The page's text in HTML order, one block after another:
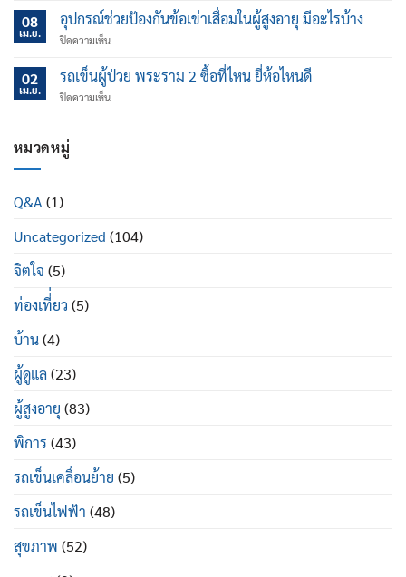
อายุ
มาก
ไหน
เข็น
ไฟฟ้า
ปรับ
นอน
นอน
08
เม.ย.
อุปกรณ์ช่วยป้องกันข้อเข่าเสื่อมในผู้สูงอายุ มีอะไรบ้าง
ปิดความเห็นบน
ช่วย
ป้องกัน
ข้อ
บ้าง
02
เม.ย.
รถเข็นผู้ป่วย พระราม 2 ซื้อที่ไหน ยี่ห้อไหนดี
ปิดความเห็นบน
ยี่ห้อ
หมวดหมู่
Q&A(1)
Uncategorized (104)
จิตใจ (5)
ท่องเที่่ยว (5)
บ้าน(4)
ผู้ดูแล (23)
ผู้สูงอายุ (83)
พิการ (43)
รถเข็นเคลื่อนย้าย (5)
รถเข็นไฟฟ้า (48)
สุขภาพ (52)